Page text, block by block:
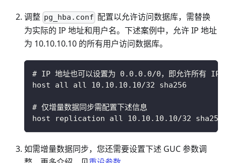
调整 pg_hba.conf 配置以允许访问数据库，需替换
为实际的 IP 地址和用户名。下述案例中，允许 IP 地址
为 10.10.10.10 的所有用户访问数据库。
# IP 地址也可以设置为 0.0.0.0/0，即允许所有 IP
host all all 10.10.10.10/32 sha256
# 仅增量数据同步需配置下述信息
host replication all 10.10.10.10/32 sha256
如需增量数据同步，您还需要设置下述 GUC 参数调